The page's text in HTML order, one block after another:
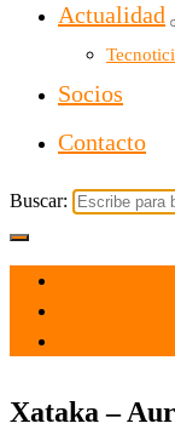
Actualidad
Socios
Contacto
Buscar:
Xataka –